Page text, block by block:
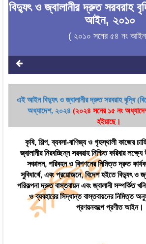
বিদ্যুৎ ও জ্বালানীর দ্রুত সরবরাহ
আইন, ২০১০
( ২০১০ সনের ৫৪ নং
এই আইন বিদ্যুৎ ও জ্বালানীর দ্রুত সরবরাহ বৃদ্ধি
অধ্যাদেশ, ২০২৪ (২০২৪ সনের ১৫ নং
হইয়াছে।
কৃষি, শিল্প, ব্যবসা-বাণিজ্য ও গৃহস্থালী কাজের
জ্বালানীর নিরবচ্ছিন্ন সরবরাহ নিশ্চিত করিবার
সঞ্চালন, পরিবহন ও বিপণনের নিমিত্ত দ্রুত
সুবিধার্থে, এবং প্রয়োজনে, বিদেশ হইতে বিদ্যুৎ ও
পরিকল্পনা দ্রুত বাস্তবায়ন এবং জ্বালানী সম্পর্কিত
ও ব্যবহারের সিদ্ধান্ত বাস্তবায়নের নিমিত্ত
প্রণয়নকল্পে প্রণীত আইন।